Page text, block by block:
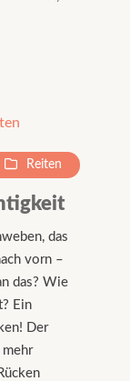
Reiten
das
vorn –
das? Wie
Ein
Der
mehr